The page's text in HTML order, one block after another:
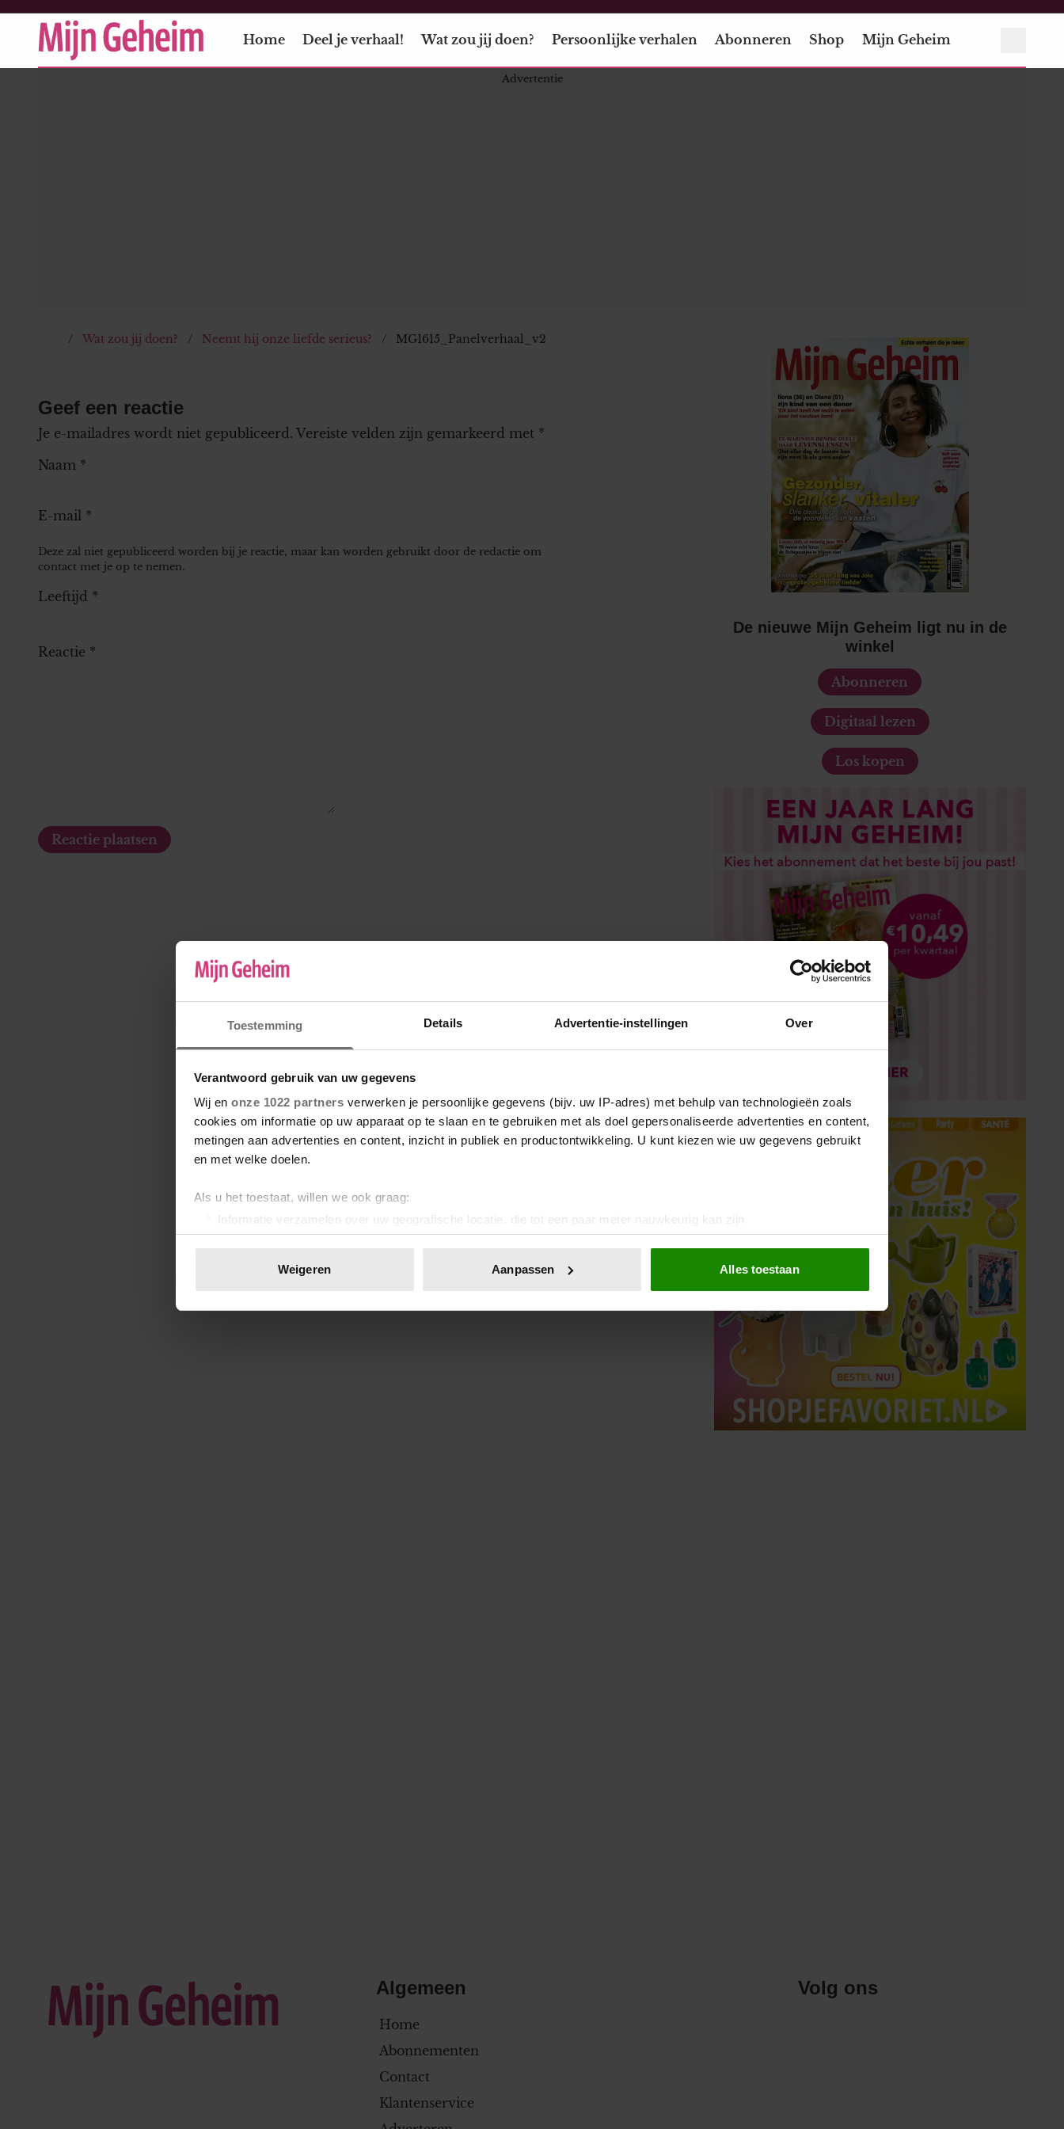
Toestemming Details Advertentie-instellingen Over
Verantwoord gebruik van uw gegevens
Wij en onze 1022 partners verwerken je persoonlijke gegevens (bijv. uw IP-adres) met behulp van technologieën zoals
cookies om informatie op uw apparaat op te slaan en te gebruiken met als doel gepersonaliseerde advertenties en content,
metingen aan advertenties en content, inzicht in publiek en productontwikkeling. U kunt kiezen wie uw gegevens gebruikt
en met welke doelen.
Als u het toestaat, willen we ook graag:
Informatie verzamelen over uw geografische locatie, die tot een paar meter nauwkeurig kan zijn
Uw apparaat identificeren door het actief te scannen op specifieke eigenschappen (fingerprinting)
toestemming op elk moment wijzigen of intrekken in de Cookieverklaring.
We gebruiken cookies om content en advertenties te personaliseren, om functies voor social media te bieden en om ons
websiteverkeer te analyseren. Ook delen we informatie over uw gebruik van onze site met onze partners voor social
media, adverteren en analyse. Deze partners kunnen deze gegevens combineren met andere informatie die u aan ze heeft
verstrekt of die ze hebben verzameld op basis van uw gebruik van hun services. U gaat akkoord met onze cookies als u
Weigeren Aanpassen Alles toestaan
Home Deel je verhaal! Wat zou jij doen? Persoonlijke verhalen Abonneren Shop Mijn Geheim
Wat zou jij doen? Neemt hij onze liefde serieus? MG1615_Panelverhaal_v2
Geef een reactie
Je e-mailadres wordt niet gepubliceerd. Vereiste velden zijn gemarkeerd met *
Naam *
E-mail *
Deze zal niet gepubliceerd worden bij je reactie, maar kan worden gebruikt door de redactie om
contact met je op te nemen.
Leeftijd *
Reactie *
De nieuwe Mijn Geheim ligt nu in de
winkel
Abonneren
Digitaal lezen
Los kopen
Algemeen
Home
Abonnementen
Contact
Klantenservice
Volg ons